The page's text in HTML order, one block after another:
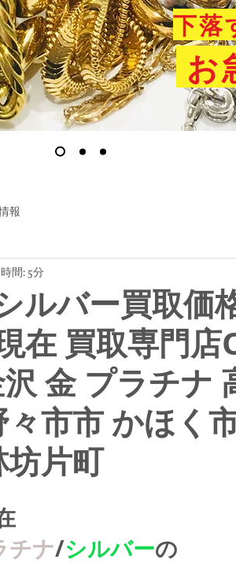
下落
お
報
ルバー買取価
在 買取専門
金 プラチナ
市市 かほく
片町
間: 5分
チナ/シルバーの